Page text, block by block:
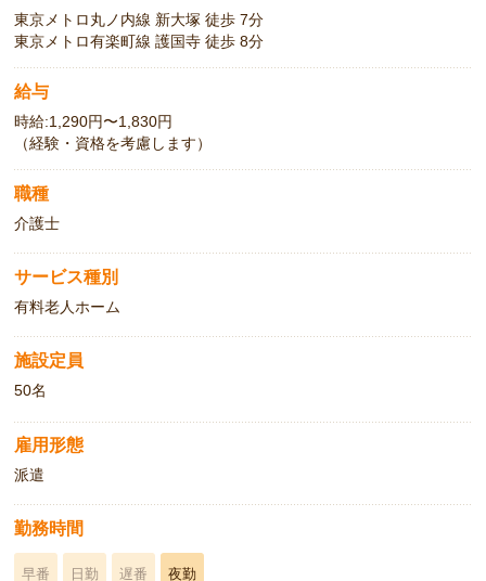
東京メトロ丸ノ内線 新大塚 徒歩 7分
東京メトロ有楽町線 護国寺 徒歩 8分
給与
時給:1,290円〜1,830円
（経験・資格を考慮します）
職種
介護士
サービス種別
有料老人ホーム
施設定員
50名
雇用形態
派遣
勤務時間
早番 日勤 遅番 夜勤